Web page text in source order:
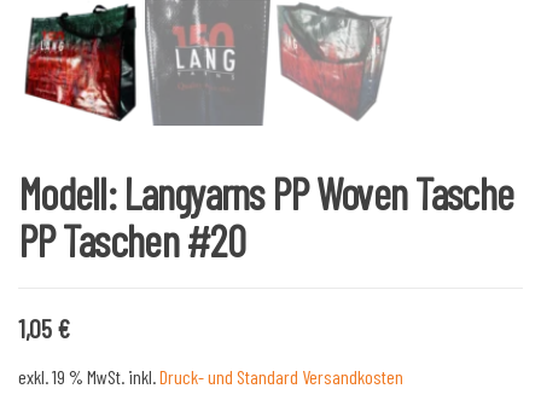
Modell: Langyarns PP Woven Tasche
PP Taschen #20
1,05€
exkl. 19 % MwSt. inkl. Druck- und Standard Versandkosten